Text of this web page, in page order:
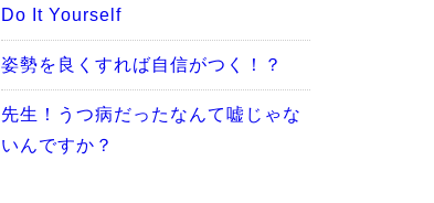
Do It Yourself
姿勢を良くすれば自信がつく！？
先生！うつ病だったなんて嘘じゃな
いんですか？